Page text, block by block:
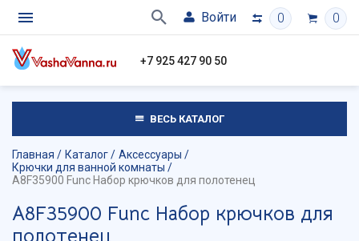
Войти 0 0
+7 925 427 90 50
ВЕСЬ КАТАЛОГ
Главная Каталог
Аксессуары
Крючки для ванной комнаты
A8F35900 Func Набор крючков для полотенец
A8F35900 Func Набор крючков для
полотенец